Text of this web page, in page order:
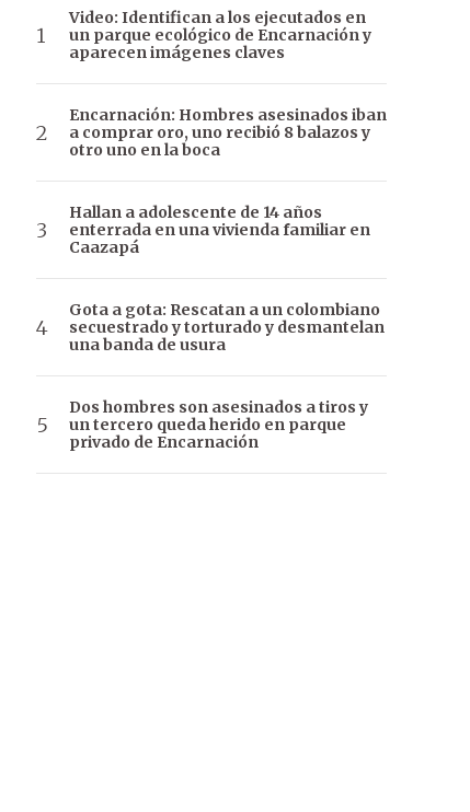
Video: Identifican a los ejecutados en
un parque ecológico de Encarnación y
aparecen imágenes claves
Encarnación: Hombres asesinados iban
a comprar oro, uno recibió 8 balazos y
otro uno en la boca
Hallan a adolescente de 14 años
enterrada en una vivienda familiar en
Caazapá
Gota a gota: Rescatan a un colombiano
secuestrado y torturado y desmantelan
una banda de usura
Dos hombres son asesinados a tiros y
un tercero queda herido en parque
privado de Encarnación